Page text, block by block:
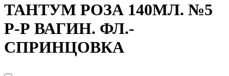
ТАНТУМ РОЗА 140МЛ. №5
Р-Р ВАГИН. ФЛ.-
СПРИНЦОВКА